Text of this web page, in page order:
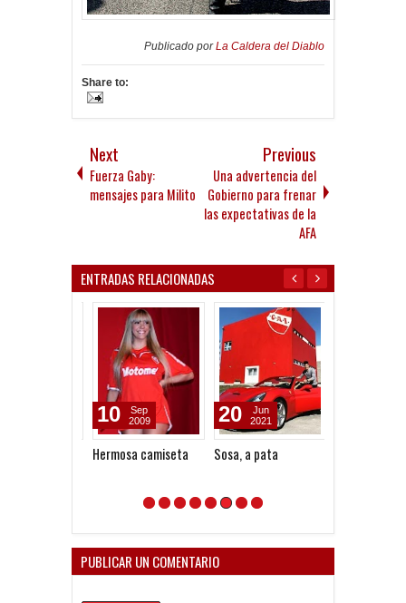
Publicado porLa Caldera del Diablo
Share to:
Next
Fuerza Gaby:
mensajes para Milito
Previous
Una advertencia del
Gobierno para frenar
las expectativas de la
AFA
ENTRADAS RELACIONADAS
Hermosa camiseta
10
Sep
2009
Sosa, a pata
20
Jun
2021
PUBLICAR UN COMENTARIO